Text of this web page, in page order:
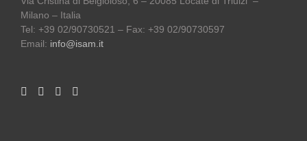
Milano – Italia
Tel: +39 02/90730521 – Fax: +39 02/90730597
Email: info@isam.it